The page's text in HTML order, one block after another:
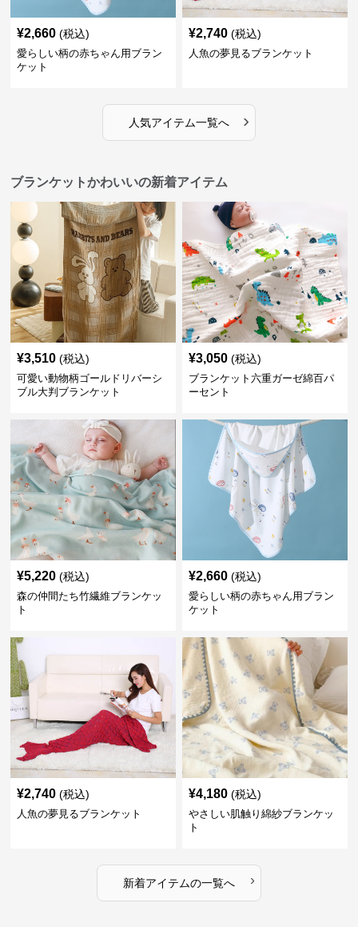
¥2,660 (税込)
愛らしい柄の赤ちゃん用ブラン
ケット
¥2,740 (税込)
人魚の夢見るブランケット
人気アイテム一覧へ ›
ブランケットかわいいの新着アイテム
¥3,510 (税込)
可愛い動物柄ゴールドリバーシ
ブル大判ブランケット
¥3,050 (税込)
ブランケット六重ガーゼ綿百パ
ーセント
¥5,220 (税込)
森の仲間たち竹繊維ブランケッ
ト
¥2,660 (税込)
愛らしい柄の赤ちゃん用ブラン
ケット
¥2,740 (税込)
人魚の夢見るブランケット
¥4,180 (税込)
やさしい肌触り綿紗ブランケッ
ト
新着アイテムの一覧へ ›